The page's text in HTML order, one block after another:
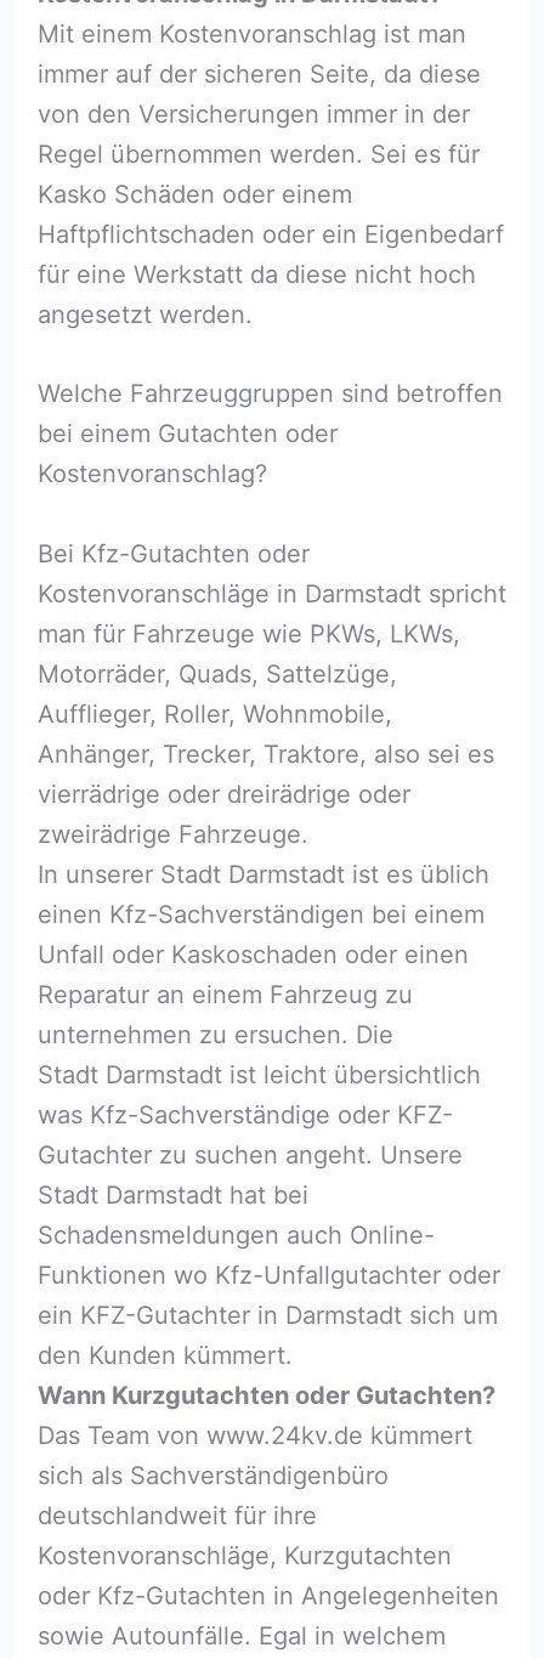
Mit einem Kostenvoranschlag ist man
immer auf der sicheren Seite, da diese
von den Versicherungen immer in der
Regel übernommen werden. Sei es für
Kasko Schäden oder einem
Haftpflichtschaden oder ein Eigenbedarf
für eine Werkstatt da diese nicht hoch
angesetzt werden.
Welche Fahrzeuggruppen sind betroffen
bei einem Gutachten oder
Kostenvoranschlag?
Bei Kfz-Gutachten oder
Kostenvoranschläge in Darmstadt spricht
man für Fahrzeuge wie PKWs, LKWs,
Motorräder, Quads, Sattelzüge,
Aufflieger, Roller, Wohnmobile,
Anhänger, Trecker, Traktore, also sei es
vierrädrige oder dreirädrige oder
zweirädrige Fahrzeuge.
In unserer Stadt Darmstadt ist es üblich
einen Kfz-Sachverständigen bei einem
Unfall oder Kaskoschaden oder einen
Reparatur an einem Fahrzeug zu
unternehmen zu ersuchen. Die
Stadt Darmstadt ist leicht übersichtlich
was Kfz-Sachverständige oder KFZ-
Gutachter zu suchen angeht. Unsere
Stadt Darmstadt hat bei
Schadensmeldungen auch Online-
Funktionen wo Kfz-Unfallgutachter oder
ein KFZ-Gutachter in Darmstadt sich um
den Kunden kümmert.
Wann Kurzgutachten oder Gutachten?
Das Team von www.24kv.de kümmert
sich als Sachverständigenbüro
deutschlandweit für ihre
Kostenvoranschläge, Kurzgutachten
oder Kfz-Gutachten in Angelegenheiten
sowie Autounfälle. Egal in welchem